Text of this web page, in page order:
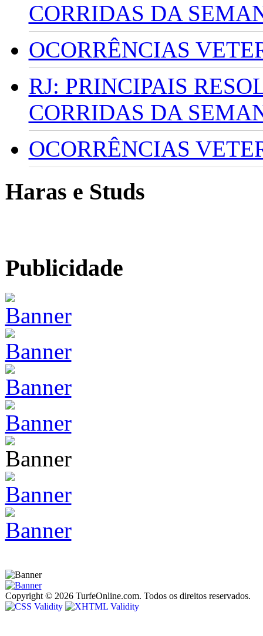
CORRIDAS DA
OCORRÊNCIAS
RJ: PRINCIPAIS
CORRIDAS DA
OCORRÊNCIAS
Haras e Studs
Publicidade
Copyright © 2026 TurfeOnline.com. Todos os direitos reservados.